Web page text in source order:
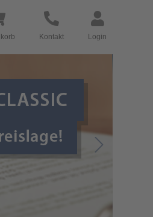
Kontakt Login
Go to Next